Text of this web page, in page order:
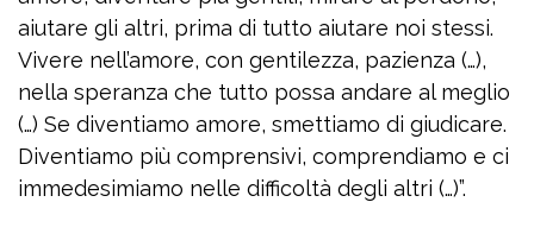
aiutare gli altri, prima di tutto aiutare noi stessi.
Vivere nell’amore, con gentilezza, pazienza (…),
nella speranza che tutto possa andare al meglio
(…) Se diventiamo amore, smettiamo di giudicare.
Diventiamo più comprensivi, comprendiamo e ci
immedesimiamo nelle difficoltà degli altri (…)”.